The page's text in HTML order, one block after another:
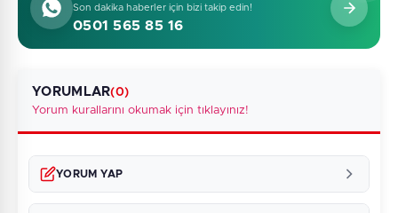
Son dakika haberler için bizi takip edin!
0501 565 85 16
YORUMLAR(0)
Yorum kurallarını okumak için tıklayınız!
YORUM YAP